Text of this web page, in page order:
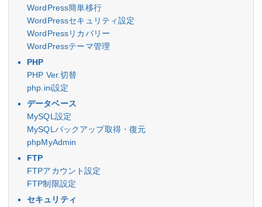
WordPress簡単移行
WordPressセキュリティ設定
WordPressリカバリー
WordPressテーマ管理
PHP
PHP Ver.切替
php.ini設定
データベース
MySQL設定
MySQLバックアップ取得・復元
phpMyAdmin
FTP
FTPアカウント設定
FTP制限設定
セキュリティ